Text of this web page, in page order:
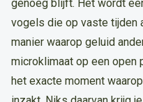
genoeg blijft. Het wordt
vogels die op vaste tijden
manier waarop geluid
microklimaat op een open
het exacte moment